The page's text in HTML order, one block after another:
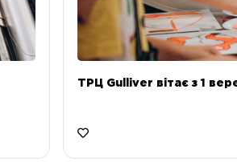
ТРЦ Gulliver вітає з 1